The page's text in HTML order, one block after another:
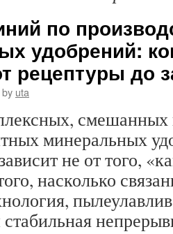
по
удобрений:
рецептуры до
by uta
смешанных
минеральных
не от того,
насколько